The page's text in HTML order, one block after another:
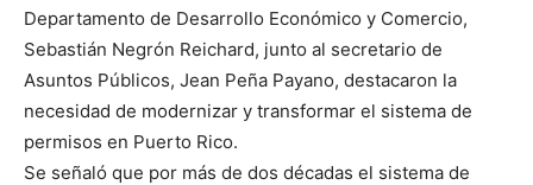
Departamento de Desarrollo Económico y Comercio,
Sebastián Negrón Reichard, junto al secretario de
Asuntos Públicos, Jean Peña Payano, destacaron la
necesidad de modernizar y transformar el sistema de
permisos en Puerto Rico.
Se señaló que por más de dos décadas el sistema de